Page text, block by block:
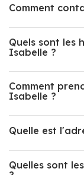
Comment
Quels sont les
Isabelle ?
Comment
Isabelle ?
Quelle est
Quelles sont